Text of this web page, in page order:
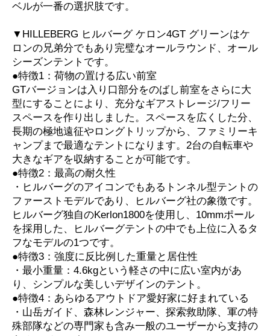
ベルが一番の選択肢です。
▼HILLEBERG ヒルバーグ ケロン4GT グリーンはケ
ロンの兄弟分でもあり完璧なオールラウンド、オール
シーズンテントです。
●特徴1：荷物の置ける広い前室
GTバージョンは入り口部分をのばし前室をさらに大
型にすることにより、充分なギアストレージ/フリー
スペースを作り出しました。スペースを広くした分、
長期の極地遠征やロングトリップから、ファミリーキ
ャンプまで最適なテントになります。2台の自転車や
大きなギアを収納することが可能です。
●特徴2：最高の耐久性
・ヒルバーグのアイコンでもあるトンネル型テントの
ファーストモデルであり、ヒルバーグ社の象徴です。
ヒルバーグ独自のKerlon1800を使用し、10mmポール
を採用した、ヒルバーグテントの中でも上位に入るタ
フなモデルの1つです。
●特徴3：強度に反比例した重量と居住性
・最小重量：4.6kgという軽さの中に広い室内があ
り、シンプルな美しいデザインのテント。
●特徴4：あらゆるアウトドア愛好家に好まれている
・山岳ガイド、森林レンジャー、探索救助隊、軍の特
殊部隊などの専門家も含み一般のユーザーから支持の